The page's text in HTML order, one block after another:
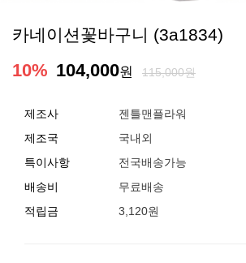
카네이션꽃바구니 (3a1834)
10% 104,000원 115,000원
제조사
젠틀맨플라워
제조국
국내외
특이사항
전국배송가능
배송비
무료배송
적립금
3,120원